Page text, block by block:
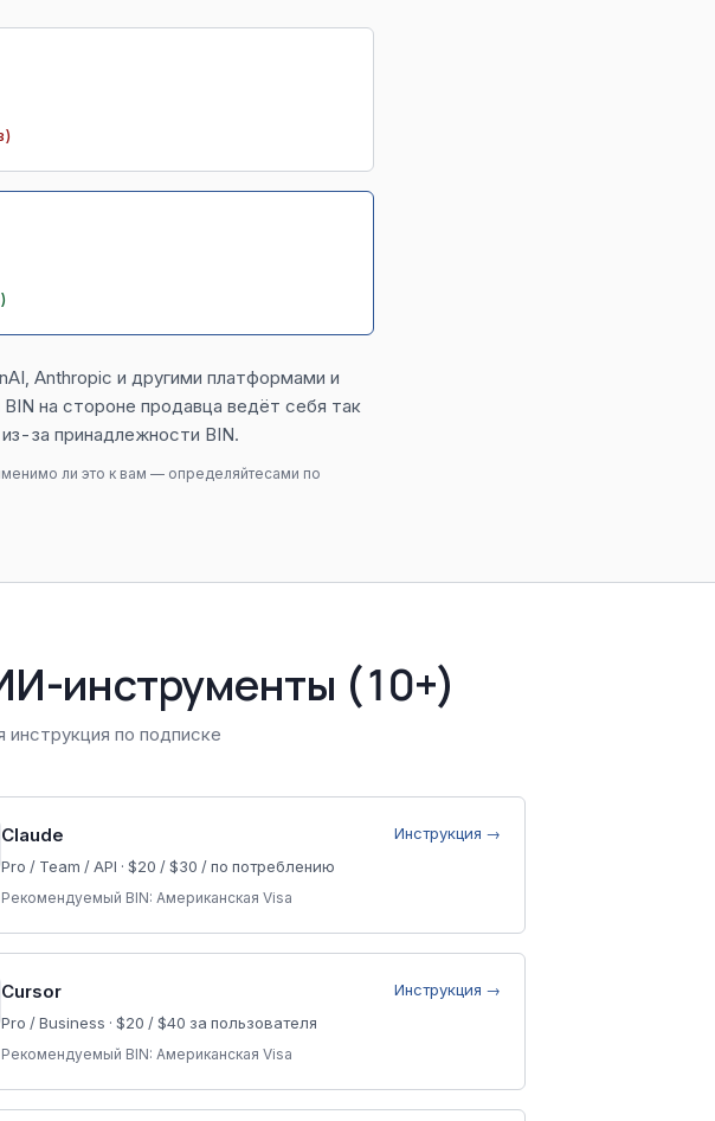
Anthropic и другими платформами и
на стороне продавца ведёт себя так
за принадлежности BIN.
ли это к вам — определяйтесами по
инструменты (10+)
по подписке
Claude
Pro / Team / API · $20 / $30 / по потреблению
Рекомендуемый BIN: Американская Visa
Инструкция →
Cursor
Pro / Business · $20 / $40 за пользователя
Рекомендуемый BIN: Американская Visa
Инструкция →